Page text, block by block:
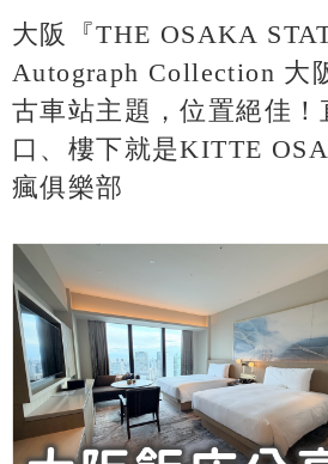
大阪『THE OSAKA
Autograph Collection 大
古車站主題，位置絕佳！
口、樓下就是KITTE
瘋俱樂部